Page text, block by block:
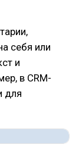
себя или
и
в CRM-
для